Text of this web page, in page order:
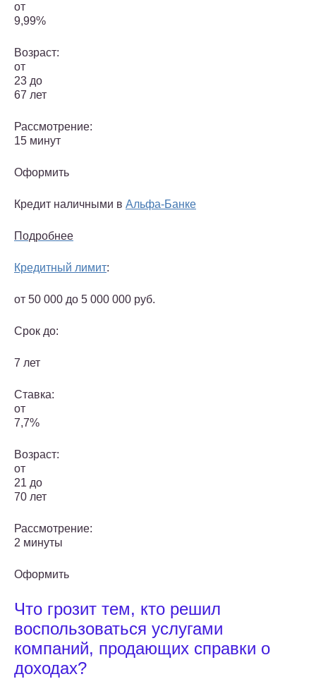
от
9,99%
Возраст:
от
23 до
67 лет
Рассмотрение:
15 минут
Оформить
Кредит наличными в Альфа-Банке
Подробнее
Кредитный лимит:
от 50 000 до 5 000 000 руб.
Срок до:
7 лет
Ставка:
от
7,7%
Возраст:
от
21 до
70 лет
Рассмотрение:
2 минуты
Оформить
Что грозит тем, кто решил
воспользоваться услугами
компаний, продающих справки о
доходах?